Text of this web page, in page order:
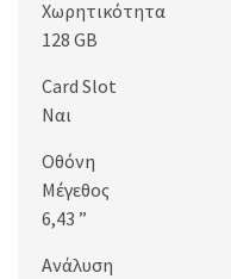
Χωρητικότητα
128 GB
Card Slot
Ναι
Οθόνη
Μέγεθος
6,43 ”
Ανάλυση